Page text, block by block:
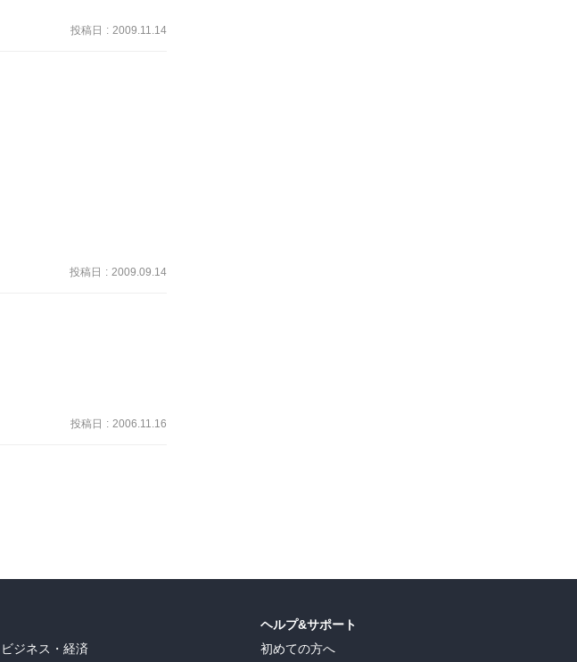
投稿日 : 2009.11.14
投稿日 : 2009.09.14
投稿日 : 2006.11.16
ビジネス・経済
ヘルプ&サポート
初めての方へ